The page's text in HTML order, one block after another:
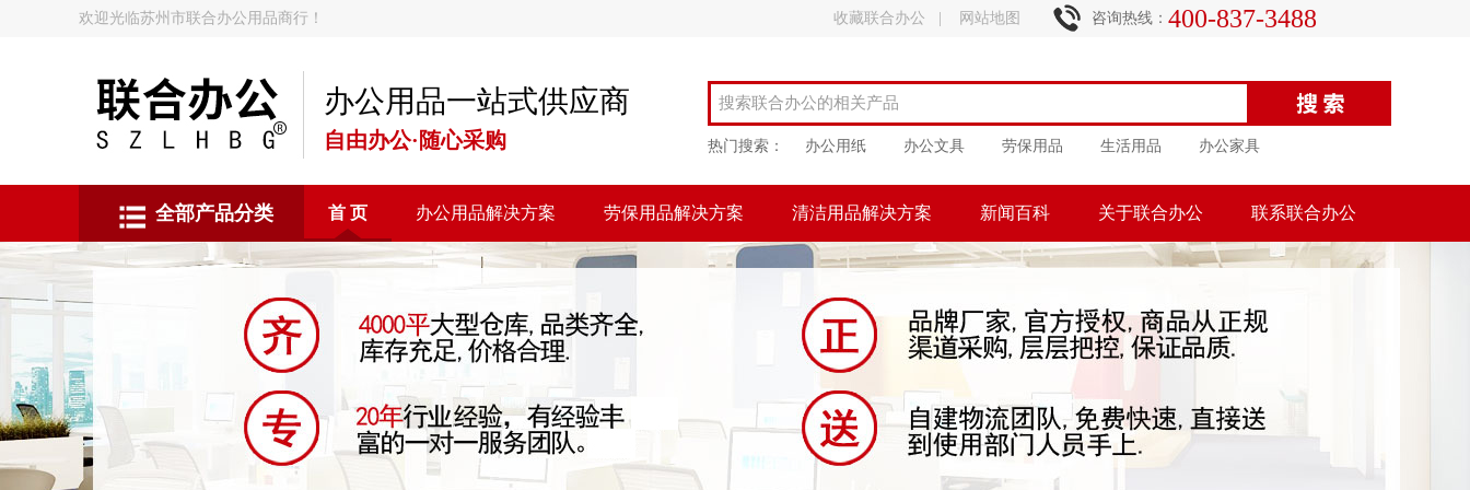
欢迎光临苏州市联合办公用品商行！ 收藏联合办公 网站地图 咨询热线： 400-837-3488
办公用品一站式供应商
自由办公·随心采购 热门搜索： 办公用纸 办公文具 劳保用品 生活用品 办公家具
全部产品分类 首 页 办公用品解决方案 劳保用品解决方案 清洁用品解决方案 新闻百科 关于联合办公 联系联合办公